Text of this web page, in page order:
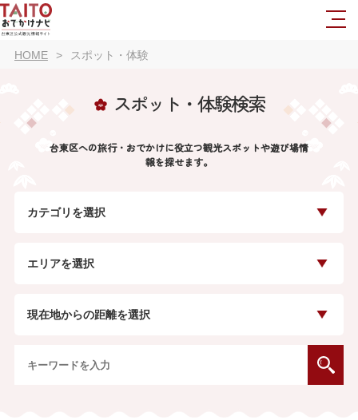
HOME スポット・体験
スポット・体験検索
台東区への旅行・おでかけに役立つ観光スポットや遊び場情
報を探せます。
カテゴリを選択
エリアを選択
現在地からの距離を選択